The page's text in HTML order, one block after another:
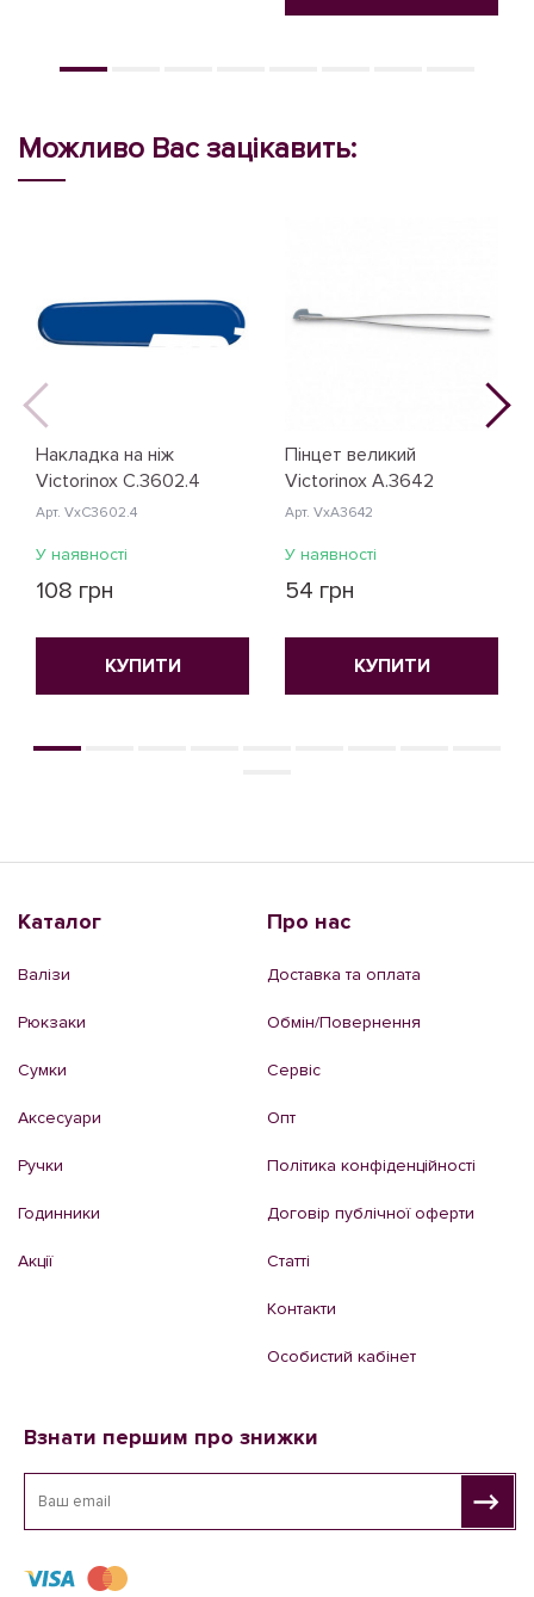
Можливо Вас зацікавить:
Накладка на ніж
Victorinox C.3602.4
Арт. VxC3602.4
У наявності
108 грн
КУПИТИ
Пінцет великий
Victorinox A.3642
Арт. VxA3642
У наявності
54 грн
КУПИТИ
Каталог
Валізи
Рюкзаки
Сумки
Аксесуари
Ручки
Годинники
Акції
Про нас
Доставка та оплата
Обмін/Повернення
Сервіс
Опт
Політика конфіденційності
Договір публічної оферти
Статті
Контакти
Особистий кабінет
Взнати першим про знижки